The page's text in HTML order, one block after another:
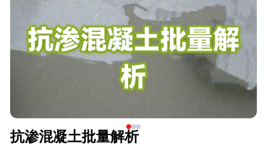
抗渗混凝土批量解析